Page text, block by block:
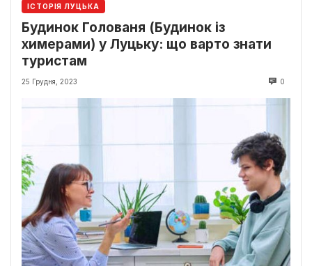
ІСТОРІЯ ЛУЦЬКА
Будинок Голованя (Будинок із
химерами) у Луцьку: що варто знати
туристам
25 Грудня, 2023 0